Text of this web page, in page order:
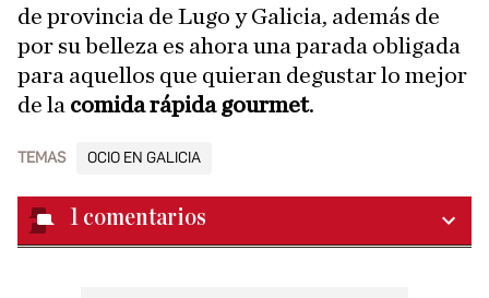
de provincia de Lugo y Galicia, además de
por su belleza es ahora una parada obligada
para aquellos que quieran degustar lo mejor
de la comida rápida gourmet.
TEMAS OCIO EN GALICIA
1 comentarios